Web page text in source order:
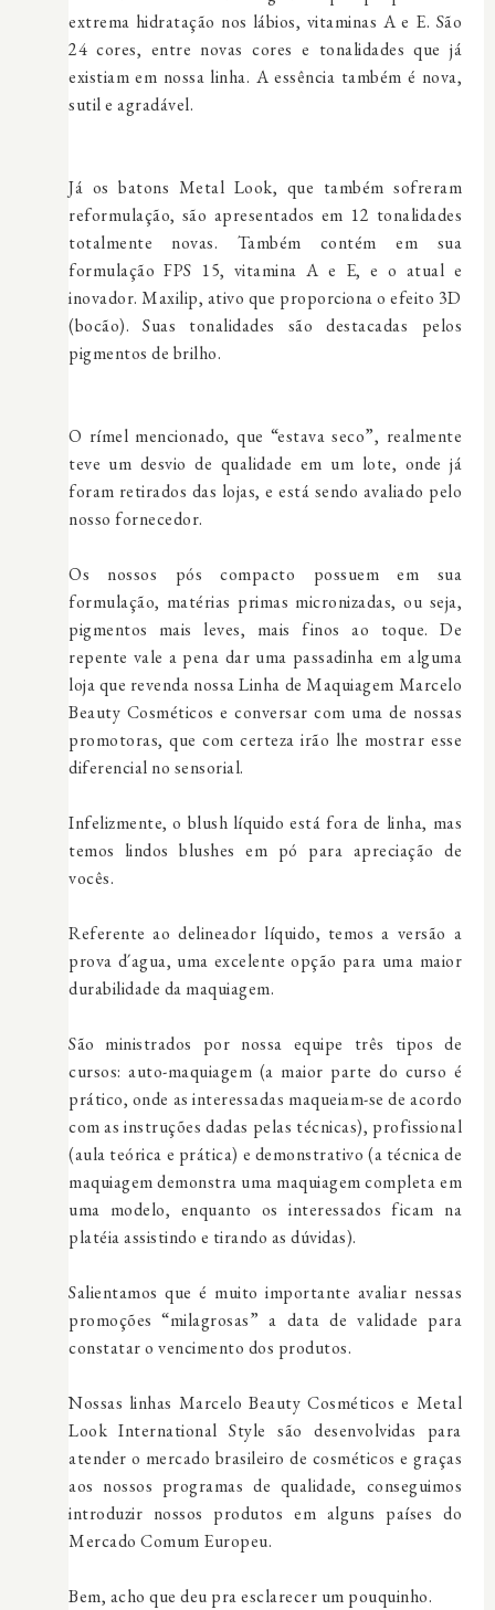
extrema hidratação nos lábios, vitaminas A e E. São
24 cores, entre novas cores e tonalidades que já
existiam em nossa linha. A essência também é nova,
sutil e agradável.
Já os batons Metal Look, que também sofreram
reformulação, são apresentados em 12 tonalidades
totalmente novas. Também contém em sua
formulação FPS 15, vitamina A e E, e o atual e
inovador. Maxilip, ativo que proporciona o efeito 3D
(bocão). Suas tonalidades são destacadas pelos
pigmentos de brilho.
O rímel mencionado, que “estava seco”, realmente
teve um desvio de qualidade em um lote, onde já
foram retirados das lojas, e está sendo avaliado pelo
nosso fornecedor.
Os nossos pós compacto possuem em sua
formulação, matérias primas micronizadas, ou seja,
pigmentos mais leves, mais finos ao toque. De
repente vale a pena dar uma passadinha em alguma
loja que revenda nossa Linha de Maquiagem Marcelo
Beauty Cosméticos e conversar com uma de nossas
promotoras, que com certeza irão lhe mostrar esse
diferencial no sensorial.
Infelizmente, o blush líquido está fora de linha, mas
temos lindos blushes em pó para apreciação de
vocês.
Referente ao delineador líquido, temos a versão a
prova d´agua, uma excelente opção para uma maior
durabilidade da maquiagem.
São ministrados por nossa equipe três tipos de
cursos: auto-maquiagem (a maior parte do curso é
prático, onde as interessadas maqueiam-se de acordo
com as instruções dadas pelas técnicas), profissional
(aula teórica e prática) e demonstrativo (a técnica de
maquiagem demonstra uma maquiagem completa em
uma modelo, enquanto os interessados ficam na
platéia assistindo e tirando as dúvidas).
Salientamos que é muito importante avaliar nessas
promoções “milagrosas” a data de validade para
constatar o vencimento dos produtos.
Nossas linhas Marcelo Beauty Cosméticos e Metal
Look International Style são desenvolvidas para
atender o mercado brasileiro de cosméticos e graças
aos nossos programas de qualidade, conseguimos
introduzir nossos produtos em alguns países do
Mercado Comum Europeu.
Bem, acho que deu pra esclarecer um pouquinho.